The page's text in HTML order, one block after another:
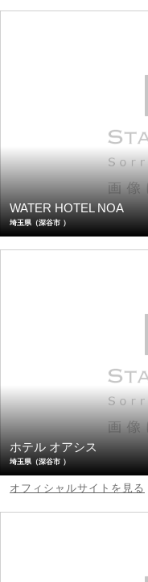
WATER HOTEL NOA
埼玉県（深谷市 ）
ホテル オアシス
埼玉県（深谷市 ）
オフィシャルサイトを見る